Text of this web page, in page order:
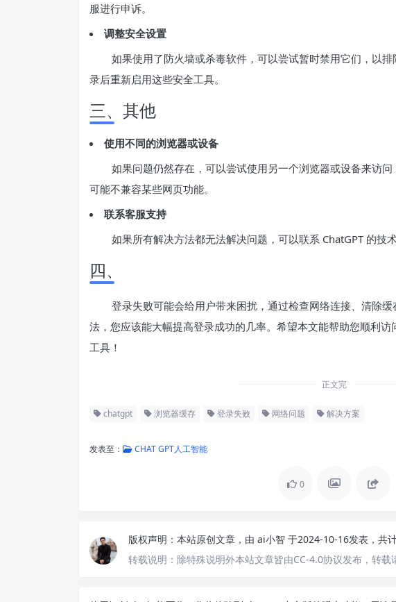
服进行申诉。
调整安全设置
如果使用了防火墙或杀毒软件，可以尝试暂时禁用它们，以
录后重新启用这些安全工具。
三、其他
使用不同的浏览器或设备
如果问题仍然存在，可以尝试使用另一个浏览器或设备来访
可能不兼容某些网页功能。
联系客服支持
如果所有解决方法都无法解决问题，可以联系 ChatGPT 的技
四、
登录失败可能会给用户带来困扰，通过检查网络连接、清除
法，您应该能大幅提高登录成功的几率。希望本文能帮助您顺利
工具！
正文完
chatgpt 浏览器缓存 登录失败 网络问题 解决方案
发表至： CHAT GPT人工智能
0
版权声明： 本站原创文章，由 ai小智 于2024-10-16发表，共计
转载说明： 除特殊说明外本站文章皆由CC-4.0协议发布，转载